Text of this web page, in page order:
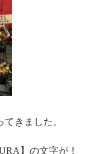
きました。
】の文字が！